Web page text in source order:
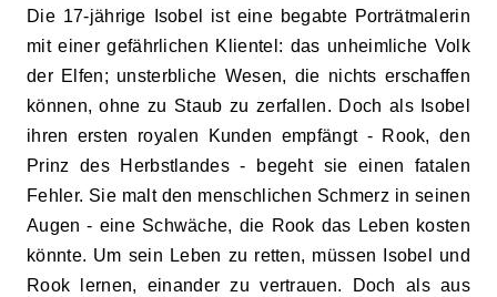
Die 17-jährige Isobel ist eine begabte Porträtmalerin
mit einer gefährlichen Klientel: das unheimliche Volk
der Elfen; unsterbliche Wesen, die nichts erschaffen
können, ohne zu Staub zu zerfallen. Doch als Isobel
ihren ersten royalen Kunden empfängt - Rook, den
Prinz des Herbstlandes - begeht sie einen fatalen
Fehler. Sie malt den menschlichen Schmerz in seinen
Augen - eine Schwäche, die Rook das Leben kosten
könnte. Um sein Leben zu retten, müssen Isobel und
Rook lernen, einander zu vertrauen. Doch als aus